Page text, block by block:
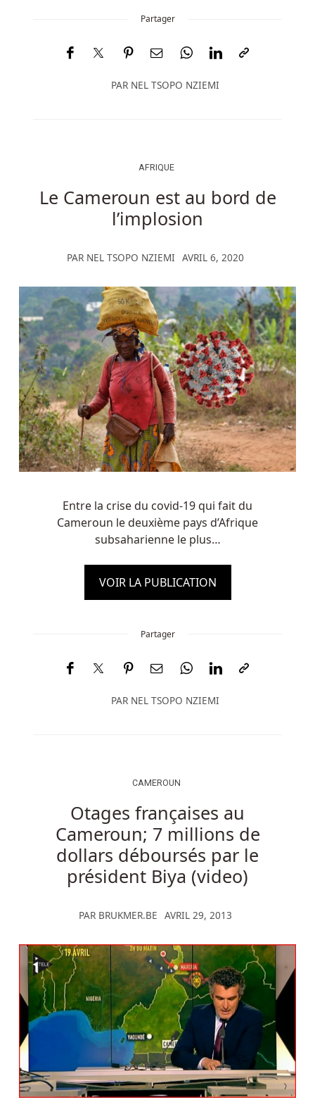
Partager
PAR NEL TSOPO NZIEMI
AFRIQUE
Le Cameroun est au bord de
l’implosion
PAR NEL TSOPO NZIEMI AVRIL 6, 2020
Entre la crise du covid-19 qui fait du
Cameroun le deuxième pays d’Afrique
subsaharienne le plus…
VOIR LA PUBLICATION
Partager
PAR NEL TSOPO NZIEMI
CAMEROUN
Otages françaises au
Cameroun; 7 millions de
dollars déboursés par le
président Biya (video)
PAR BRUKMER.BE AVRIL 29, 2013